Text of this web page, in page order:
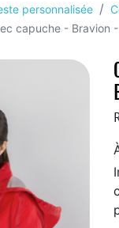
personnalisée
capuche - Bravion -